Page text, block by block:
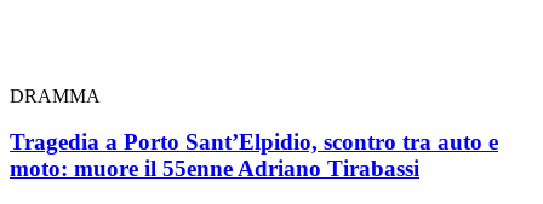
DRAMMA
Tragedia a Porto Sant’Elpidio, scontro tra auto e
moto: muore il 55enne Adriano Tirabassi